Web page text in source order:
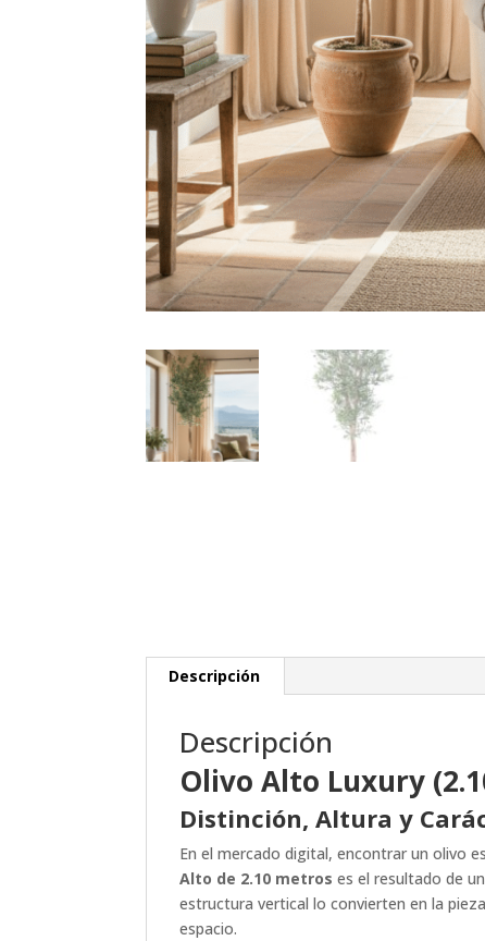
Descripción
Descripción
Olivo Alto Luxury
Distinción, Altura y
En el mercado digital, encontrar un olivo
Alto de 2.10 metros es el resultado de
estructura vertical lo convierten en la
espacio.